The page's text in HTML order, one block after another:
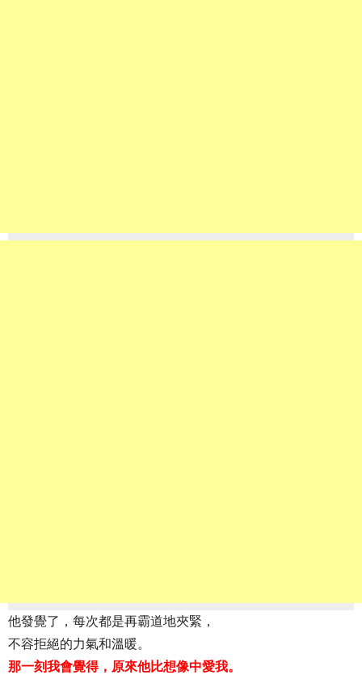
他發覺了，每次都是再霸道地夾緊，
不容拒絕的力氣和溫暖。
那一刻我會覺得，原來他比想像中愛我。